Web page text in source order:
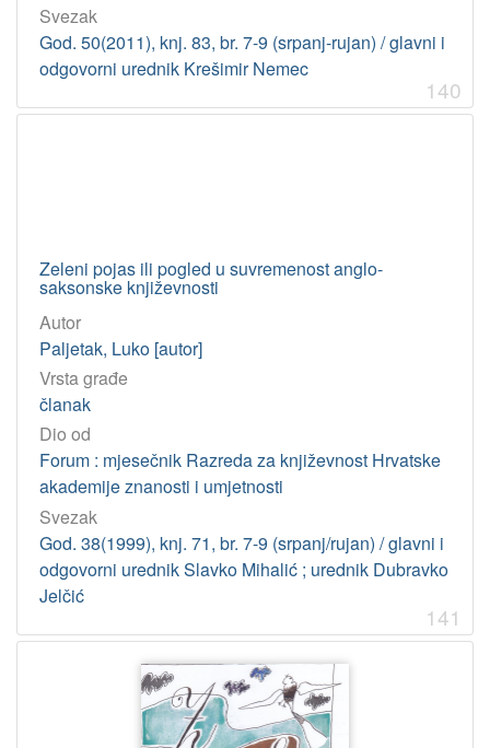
Svezak
God. 50(2011), knj. 83, br. 7-9 (srpanj-rujan) / glavni i
odgovorni urednik Krešimir Nemec
140
Zeleni pojas ili pogled u suvremenost anglo-
saksonske književnosti
Autor
Paljetak, Luko [autor]
Vrsta građe
članak
Dio od
Forum : mjesečnik Razreda za književnost Hrvatske
akademije znanosti i umjetnosti
Svezak
God. 38(1999), knj. 71, br. 7-9 (srpanj/rujan) / glavni i
odgovorni urednik Slavko Mihalić ; urednik Dubravko
Jelčić
141